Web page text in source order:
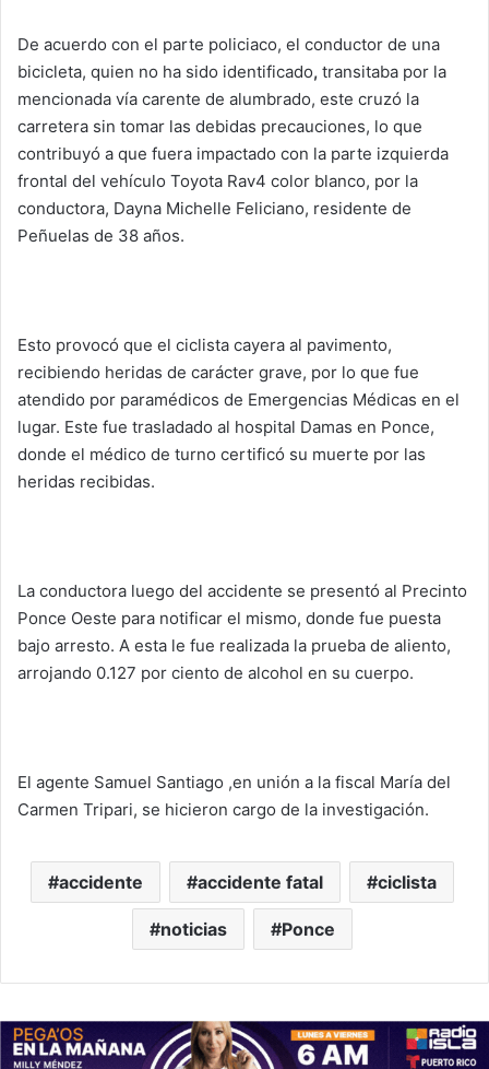
De acuerdo con el parte policiaco, el conductor de una
bicicleta, quien no ha sido identificado, transitaba por la
mencionada vía carente de alumbrado, este cruzó la
carretera sin tomar las debidas precauciones, lo que
contribuyó a que fuera impactado con la parte izquierda
frontal del vehículo Toyota Rav4 color blanco, por la
conductora, Dayna Michelle Feliciano, residente de
Peñuelas de 38 años.
Esto provocó que el ciclista cayera al pavimento,
recibiendo heridas de carácter grave, por lo que fue
atendido por paramédicos de Emergencias Médicas en el
lugar. Este fue trasladado al hospital Damas en Ponce,
donde el médico de turno certificó su muerte por las
heridas recibidas.
La conductora luego del accidente se presentó al Precinto
Ponce Oeste para notificar el mismo, donde fue puesta
bajo arresto. A esta le fue realizada la prueba de aliento,
arrojando 0.127 por ciento de alcohol en su cuerpo.
El agente Samuel Santiago ,en unión a la fiscal María del
Carmen Tripari, se hicieron cargo de la investigación.
accidente accidente fatal ciclista
noticias Ponce